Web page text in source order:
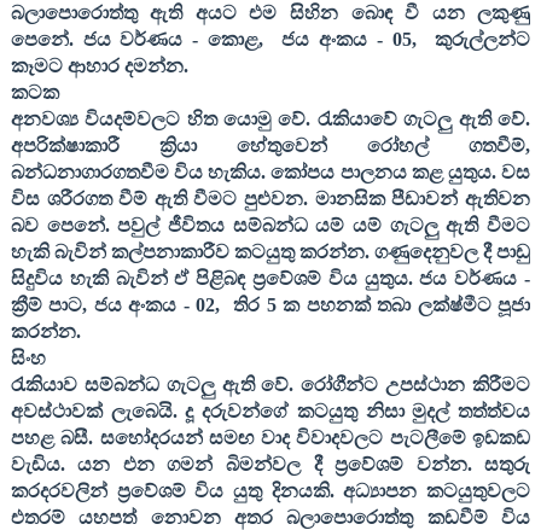
බලාපොරොත්තු ඇති අයට එම සිහින බොඳ වී යන ලකුණු
පෙනේ. ජය වර්ණය - කොළ, ජය අංකය - 05,
කුරුල්ලන්ට
කෑමට ආහාර දමන්න.
කටක
අනවශ්‍ය වියදම්වලට හිත යොමු වේ. රැකියාවේ ගැටලු ඇති වේ.
අපරික්ෂාකාරී ක්‍රියා හේතුවෙන් රෝහල් ගතවීම්,
බන්ධනාගාරගතවීම විය හැකිය. කෝපය පාලනය කළ යුතුය. වස
විස ශරීරගත වීම් ඇති වීමට පුළුවන. මානසික පීඩාවන් ඇතිවන
බව පෙනේ. පවුල් ජීවිතය සම්බන්ධ යම් යම් ගැටලු ඇති වීමට
හැකි බැවින් කල්පනාකාරීව කටයුතු කරන්න. ගණුදෙනුවල දී පාඩු
සිදුවිය හැකි බැවින් ඒ පිළිබඳ ප්‍රවේශම් විය යුතුය. ජය වර්ණය -
ක්‍රීම් පාට, ජය අංකය -02, තිර 5ක පහනක් තබා ලක්ෂ්මීට පූජා
කරන්න.
සිංහ
රැකියාව සම්බන්ධ ගැටලු ඇති වේ. රෝගීන්ට උපස්ථාන කිරීමට
අවස්ථාවක් ලැබෙයි. දූ දරුවන්ගේ කටයුතු නිසා මුදල් තත්ත්වය
පහළ බසී. සහෝදරයන් සමඟ වාද විවාදවලට පැටලීමේ ඉඩකඩ
වැඩිය. යන එන ගමන් බිමන්වල දී ප්‍රවේශම් වන්න. සතුරු
කරදරවලින් ප්‍රවේශම් විය යුතු දිනයකි. අධ්‍යාපන කටයුතුවලට
එතරම් යහපත් නොවන අතර බලාපොරොත්තු කඩවීම් විය